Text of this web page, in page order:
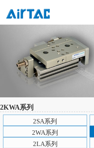
2KWA系列
2SA系列
2WA系列
2LA系列